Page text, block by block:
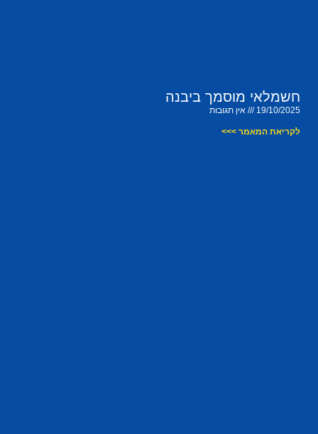
חשמלאי מוסמך ביבנה
19/10/2025 אין תגובות
לקריאת המאמר >>>